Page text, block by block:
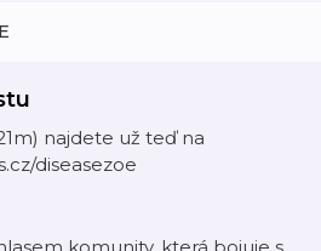
najdete už teď na
diseasezoe